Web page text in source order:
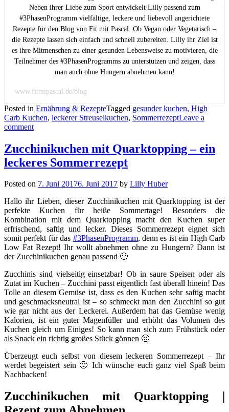
Neben ihrer Liebe zum Sport entwickelt Lilly passend zum
#3PhasenProgramm vielfältige, leckere und liebevoll angerichtete
Rezepte für den Blog von Fit mit Pascal. Ob Vegan oder Vegetarisch –
die Rezepte lassen sich einfach und schnell zubereiten. Lilly ihr Ziel ist
es ihre Mitmenschen zu einer gesunden Lebensweise zu motivieren, die
Teilnehmer des #3PhasenProgramms zu unterstützen und zeigen, dass
man auch ohne Hungern abnehmen kann!
www.fitmipascal.de/blog
Posted in Ernährung & RezepteTagged gesunder kuchen, High
Carb Kuchen, leckerer Streuselkuchen, SommerrezeptLeave a
comment
Zucchinikuchen mit Quarktopping – ein
leckeres Sommerrezept
Posted on 7. Juni 20176. Juni 2017 by Lilly Huber
Hallo ihr Lieben, dieser Zucchinikuchen mit Quarktopping ist der
perfekte Kuchen für heiße Sommertage! Besonders die
Kombination mit dem Quarktopping macht den Kuchen super
erfrischend, saftig und lecker. Dieses Sommerrezept eignet sich
somit perfekt für das #3PhasenProgramm, denn es ist ein High Carb
Low Fat Rezept! Ihr wollt abnehmen ohne zu Hungern? Dann ist
der Zucchinikuchen genau passend 🙂
Zucchinis sind vielseitig einsetzbar! Ob in saure Speisen oder als
Zutat im Kuchen – Zucchini passt eigentlich fast überall hinein! Das
Tolle an diesem Gemüse ist, dass es den Kuchen sehr saftig macht
und geschmacksneutral ist – so schmeckt man den Zucchini so gut
wie gar nicht aus der Leckerei. Außerdem hat das Gemüse wenig
Kalorien, ist ein guter Magenfüller und erhöht das Volumen des
Kuchen gleich um Einiges! So kann man sich zum Frühstück oder
als Snack ein richtig großes Stück gönnen 🙂
Überzeugt euch selbst von diesem leckeren Sommerrezept – Ihr
werdet begeistert sein 🙂 Ich wünsche euch ganz viel Spaß beim
Nachbacken!
Zucchinikuchen mit Quarktopping |